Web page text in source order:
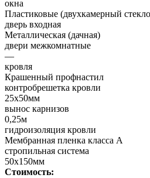
окна
Пластиковые (двухкамерный
дверь входная
Металлическая (дачная)
двери межкомнатные
—
кровля
Крашенный профнастил
контробрешетка кровли
25х50мм
вынос карнизов
0,25м
гидроизоляция кровли
Мембранная пленка класса А
стропильная система
50х150мм
Стоимость: